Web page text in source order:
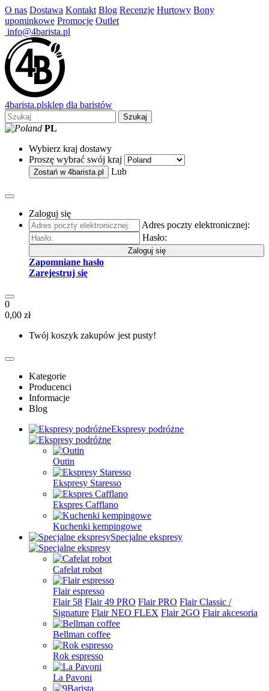
O nas Dostawa Kontakt Blog Recenzje Hurtowy Bony
upominkowe Promocje Outlet
info@4barista.pl
4barista.plsklep dla baristów
Szukaj
PL
Wybierz kraj dostawy
Proszę wybrać swój kraj
Zostań w 4barista.pl Lub
Zaloguj się
Adres poczty elektronicznej:
Hasło:
Zaloguj się
Zapomniane hasło
Zarejestruj się
0
0,00 zł
Twój koszyk zakupów jest pusty!
Kategorie
Producenci
Informacje
Blog
Ekspresy podróżne
Outin
Ekspresy Staresso
Ekspres Cafflano
Kuchenki kempingowe
Specjalne ekspresy
Cafelat robot
Flair espresso
Flair 58 Flair 49 PRO Flair PRO Flair Classic /
Signature Flair NEO FLEX Flair 2GO Flair akcesoria
Bellman coffee
Rok espresso
La Pavoni